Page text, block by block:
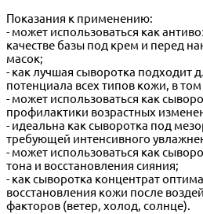
Показания к применению:
- может использоваться как
качестве базы под крем и перед
масок;
- как лучшая сыворотка подходит
потенциала всех типов кожи, в
- может использоваться как
профилактики возрастных
- идеальна как сыворотка под
требующей интенсивного
- может использоваться как
тона и восстановления сияния;
- как сыворотка концентрат
восстановления кожи после
факторов (ветер, холод, солнце).